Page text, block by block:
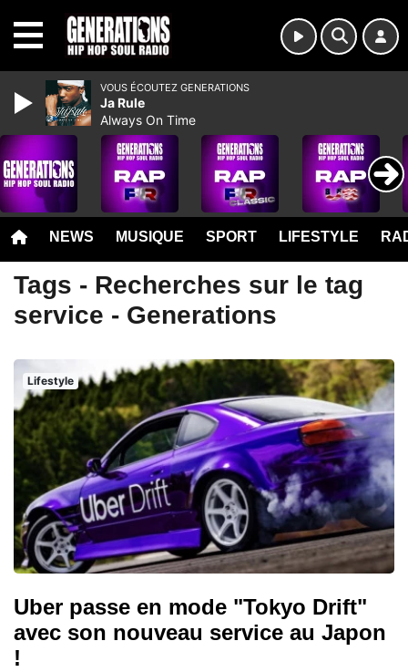
NEWS MUSIQUE SPORT LIFESTYLE
Tags - Recherches sur le tag
service - Generations
Lifestyle
Uber passe en mode "Tokyo Drift"
avec son nouveau service au Japon
!
VOUS ÉCOUTEZ GENERATIONS
Ja Rule
Always On Time